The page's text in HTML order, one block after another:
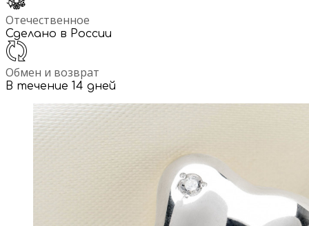
Отечественное
Сделано в России
Обмен и возврат
В течение 14 дней